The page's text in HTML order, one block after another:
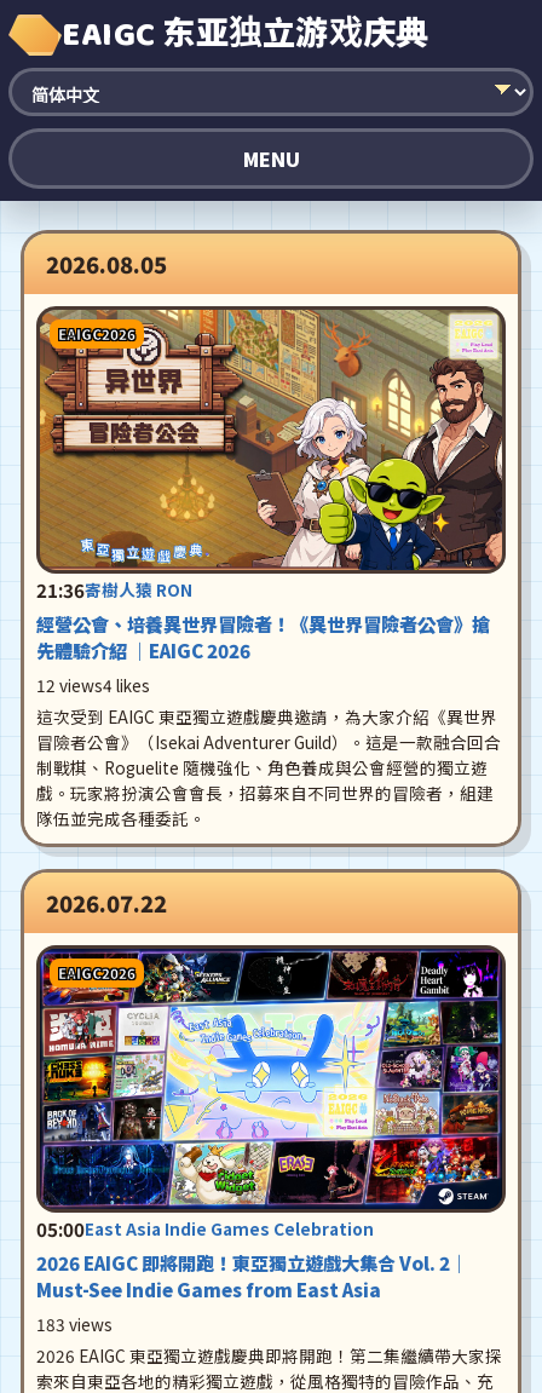
EAIGC 东亚独立游戏庆典
MENU
2026.08.05
EAIGC2026
21:36寄樹人猿 RON
經營公會、培養異世界冒險者！《異世界冒險者公會》搶
先體驗介紹 ｜EAIGC 2026
12 views4 likes
這次受到 EAIGC 東亞獨立遊戲慶典邀請，為大家介紹《異世界
冒險者公會》（Isekai Adventurer Guild）。這是一款融合回合
制戰棋、Roguelite 隨機強化、角色養成與公會經營的獨立遊
戲。玩家將扮演公會會長，招募來自不同世界的冒險者，組建
隊伍並完成各種委託。
2026.07.22
EAIGC2026
05:00East Asia Indie Games Celebration
2026 EAIGC 即將開跑！東亞獨立遊戲大集合 Vol. 2｜
Must-See Indie Games from East Asia
183 views
2026 EAIGC 東亞獨立遊戲慶典即將開跑！第二集繼續帶大家探
索來自東亞各地的精彩獨立遊戲，從風格獨特的冒險作品、充